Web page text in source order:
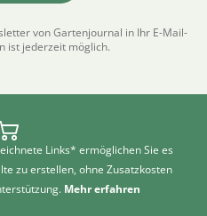
von Gartenjournal in Ihr E-Mail-
ist jederzeit möglich.
Links* ermöglichen Sie es
zu erstellen, ohne Zusatzkosten
Mehr erfahren